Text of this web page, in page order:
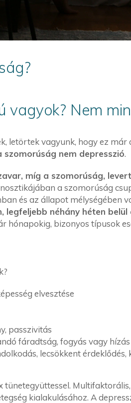
vagyok? Nem
letörtek vagyunk, hogy ez már
szomorúság nem depresszió.
míg a szomorúság,
a szomorúság
és az állapot mélységében
legfeljebb néhány héten belül
hónapokig, bizonyos típusok
elvesztése
passzivitás
fáradtság, fogyás vagy hízás
lecsökkent érdeklődés,
kialakulásához. A